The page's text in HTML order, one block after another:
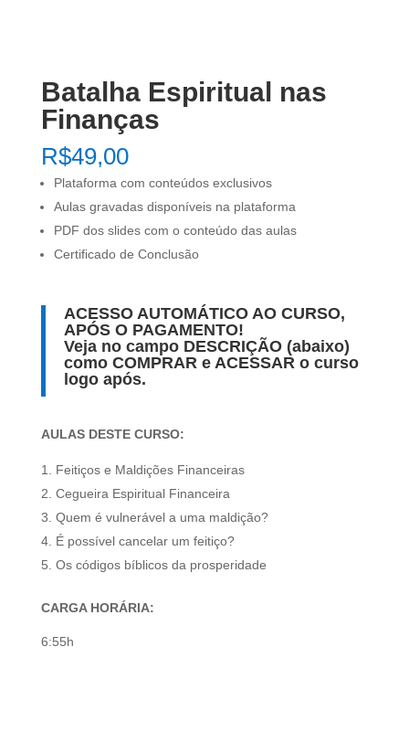
Batalha Espiritual nas
Finanças
R$49,00
Plataforma com conteúdos exclusivos
Aulas gravadas disponíveis na plataforma
PDF dos slides com o conteúdo das aulas
Certificado de Conclusão
ACESSO AUTOMÁTICO AO CURSO,
APÓS O PAGAMENTO!
Veja no campo DESCRIÇÃO (abaixo)
como COMPRAR e ACESSAR o curso
logo após.
AULAS DESTE CURSO:
Feitiços e Maldições Financeiras
Cegueira Espiritual Financeira
Quem é vulnerável a uma maldição?
É possível cancelar um feitiço?
Os códigos bíblicos da prosperidade
CARGA HORÁRIA:
6:55h